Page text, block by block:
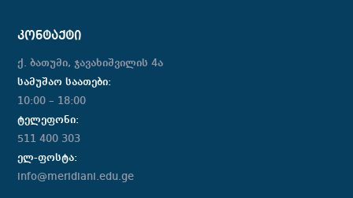
ᲙᲝᲜᲢᲐᲥᲢᲘ
ქ. ბათუმი, ჯავახიშვილის 4ა
სამუშაო საათები:
10:00 – 18:00
ტელეფონი:
511 400 303
ელ-ფოსტა:
info@meridiani.edu.ge